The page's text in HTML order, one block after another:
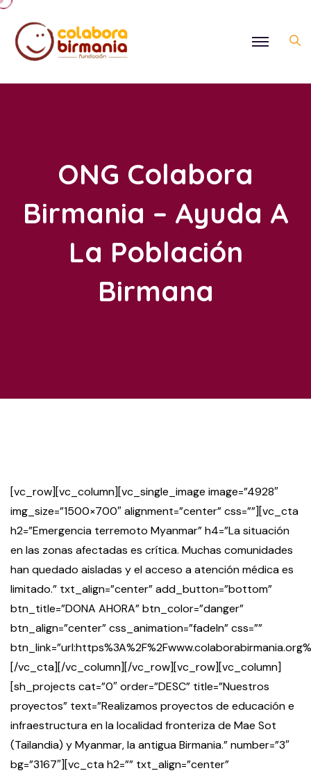
ONG Colabora
Birmania – Ayuda A
La Población
Birmana
[vc_row][vc_column][vc_single_image image=”4928″
img_size=”1500×700″ alignment=”center” css=””][vc_cta
h2=”Emergencia terremoto Myanmar” h4=”La situación
en las zonas afectadas es crítica. Muchas comunidades
han quedado aisladas y el acceso a atención médica es
limitado.” txt_align=”center” add_button=”bottom”
btn_title=”DONA AHORA” btn_color=”danger”
btn_align=”center” css_animation=”fadeIn” css=””
[/vc_cta][/vc_column][/vc_row][vc_row][vc_column]
[sh_projects cat=”0″ order=”DESC” title=”Nuestros
proyectos” text=”Realizamos proyectos de educación e
infraestructura en la localidad fronteriza de Mae Sot
(Tailandia) y Myanmar, la antigua Birmania.” number=”3″
bg=”3167″][vc_cta h2=”” txt_align=”center”